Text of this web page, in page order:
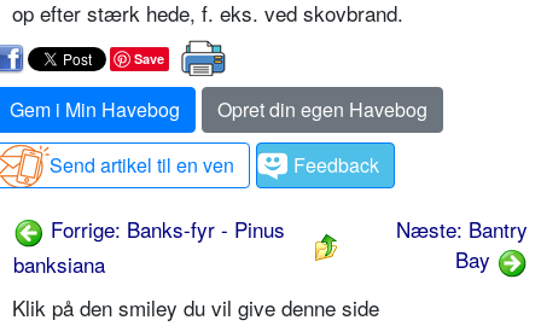
op efter stærk hede, f. eks. ved skovbrand.
Save
Gem i Min Havebog
Opret din egen Havebog
Send artikel til en ven
Feedback
Forrige: Banks-fyr - Pinus
banksiana
Næste: Bantry
Bay
Klik på den smiley du vil give denne side